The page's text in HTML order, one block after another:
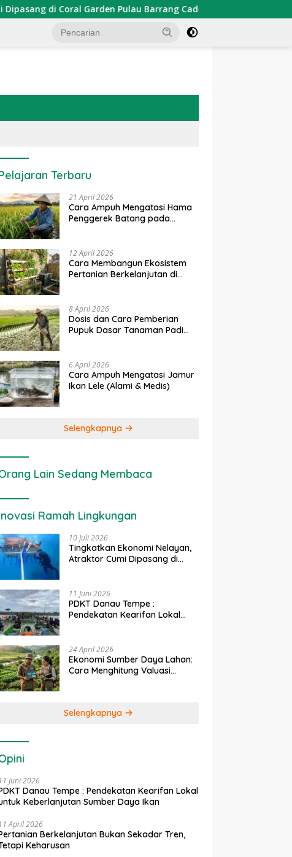
Pulau Barrang Caddi PDKT Danau Tempe :
Terbaru
21 April 2026
Cara Ampuh Mengatasi Hama
Penggerek Batang pada
12 April 2026
Cara Membangun Ekosistem
Pertanian Berkelanjutan di
8 April 2026
Dosis dan Cara Pemberian
Pupuk Dasar Tanaman Padi
6 April 2026
Cara Ampuh Mengatasi Jamur
Ikan Lele (Alami & Medis)
Selengkapnya
Lain Sedang Membaca
Ramah Lingkungan
10 Juli 2026
Tingkatkan Ekonomi Nelayan,
Atraktor Cumi Dipasang di
11 Juni 2026
PDKT Danau Tempe :
Pendekatan Kearifan Lokal
24 April 2026
Ekonomi Sumber Daya Lahan:
Cara Menghitung Valuasi
Selengkapnya
11 Juni 2026
Danau Tempe : Pendekatan Kearifan Lokal
Keberlanjutan Sumber Daya Ikan
11 April 2026
Berkelanjutan Bukan Sekadar Tren,
Keharusan